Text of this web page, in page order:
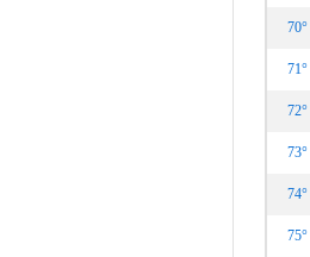
70°
71°
72°
73°
74°
75°